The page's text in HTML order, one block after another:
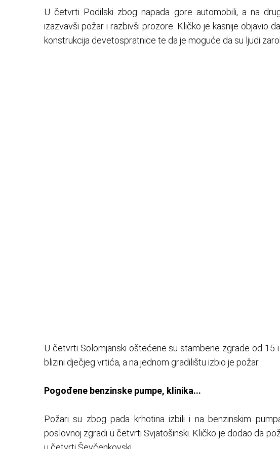
U četvrti Podilski zbog napada gore automobili, a na
izazvavši požar i razbivši prozore. Kličko je kasnije objavio
konstrukcija devetospratnice te da je moguće da su ljudi
U četvrti Solomjanski oštećene su stambene zgrade od 15
blizini dječjeg vrtića, a na jednom gradilištu izbio je požar.
Pogođene benzinske pumpe, klinika...
Požari su zbog pada krhotina izbili i na benzinskim
poslovnoj zgradi u četvrti Svjatošinski. Kličko je dodao da